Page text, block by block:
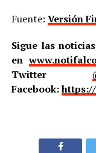
Fuente: Versión
Sigue las
en
Twitter
Facebook: